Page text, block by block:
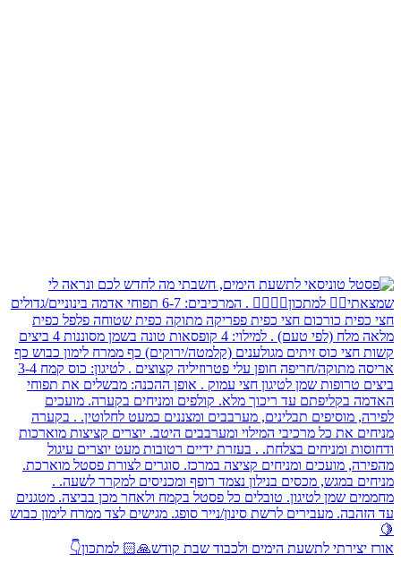
אורז יצירתי לתשעת הימים ולכבוד שבת קודש🙏🏻 למתכון👇